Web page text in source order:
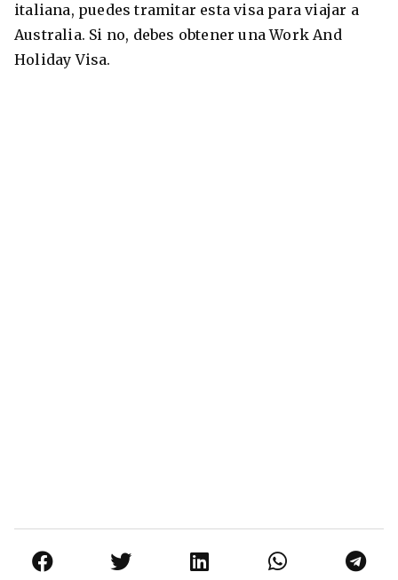
italiana, puedes tramitar esta visa para viajar a
Australia. Si no, debes obtener una Work And
Holiday Visa.